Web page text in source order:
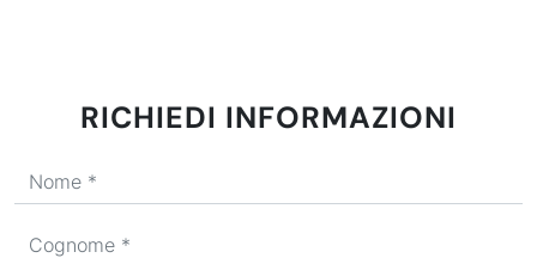
RICHIEDI INFORMAZIONI